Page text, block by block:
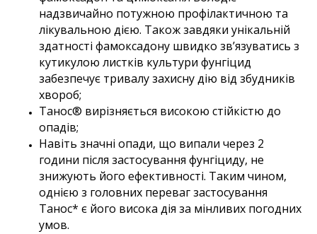
надзвичайно потужною профілактичною та
лікувальною дією. Також завдяки унікальній
здатності фамоксадону швидко зв’язуватись з
кутикулою листків культури фунгіцид
забезпечує тривалу захисну дію від збудників
хвороб;
Танос® вирізняється високою стійкістю до
опадів;
Навіть значні опади, що випали через 2
години після застосування фунгіциду, не
знижують його ефективності. Таким чином,
однією з головних переваг застосування
Танос* є його висока дія за мінливих погодних
умов.